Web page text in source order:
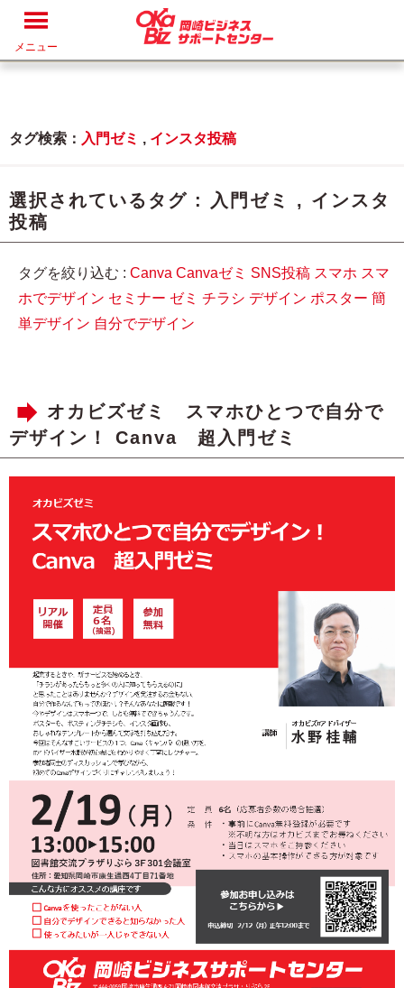
メニュー
タグ検索： 入門ゼミ , インスタ投稿
選択されているタグ : 入門ゼミ , インスタ
投稿
タグを絞り込む : Canva Canvaゼミ SNS投稿 スマホ スマ
ホでデザイン セミナー ゼミ チラシ デザイン ポスター 簡
単デザイン 自分でデザイン
オカビズゼミ スマホひとつで自分で
デザイン！ Canva 超入門ゼミ